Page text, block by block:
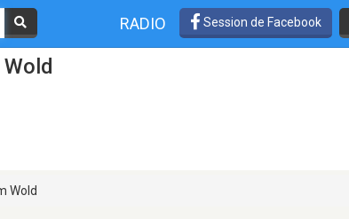
RADIO Session de Facebook
Wold